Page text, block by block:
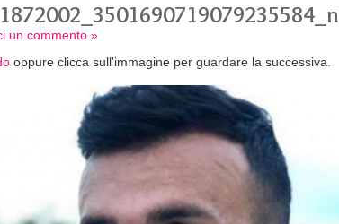
un commento »
oppure clicca sull'immagine per guardare la successiva.